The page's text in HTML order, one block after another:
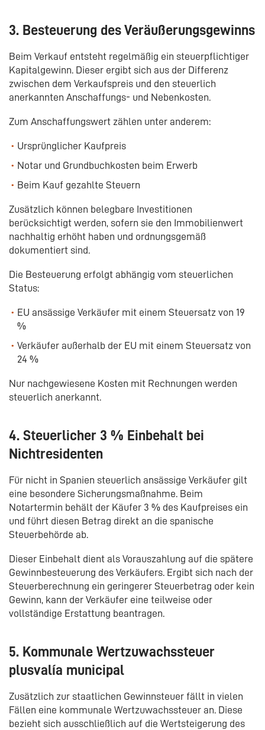
3. Besteuerung des Veräußerungsgewinns
Beim Verkauf entsteht regelmäßig ein steuerpflichtiger
Kapitalgewinn. Dieser ergibt sich aus der Differenz
zwischen dem Verkaufspreis und den steuerlich
anerkannten Anschaffungs- und Nebenkosten.
Zum Anschaffungswert zählen unter anderem:
Ursprünglicher Kaufpreis
Notar und Grundbuchkosten beim Erwerb
Beim Kauf gezahlte Steuern
Zusätzlich können belegbare Investitionen
berücksichtigt werden, sofern sie den Immobilienwert
nachhaltig erhöht haben und ordnungsgemäß
dokumentiert sind.
Die Besteuerung erfolgt abhängig vom steuerlichen
Status:
EU ansässige Verkäufer mit einem Steuersatz von 19
%
Verkäufer außerhalb der EU mit einem Steuersatz von
24 %
Nur nachgewiesene Kosten mit Rechnungen werden
steuerlich anerkannt.
4. Steuerlicher 3 % Einbehalt bei
Nichtresidenten
Für nicht in Spanien steuerlich ansässige Verkäufer gilt
eine besondere Sicherungsmaßnahme. Beim
Notartermin behält der Käufer 3 % des Kaufpreises ein
und führt diesen Betrag direkt an die spanische
Steuerbehörde ab.
Dieser Einbehalt dient als Vorauszahlung auf die spätere
Gewinnbesteuerung des Verkäufers. Ergibt sich nach der
Steuerberechnung ein geringerer Steuerbetrag oder kein
Gewinn, kann der Verkäufer eine teilweise oder
vollständige Erstattung beantragen.
5. Kommunale Wertzuwachssteuer
plusvalía municipal
Zusätzlich zur staatlichen Gewinnsteuer fällt in vielen
Fällen eine kommunale Wertzuwachssteuer an. Diese
bezieht sich ausschließlich auf die Wertsteigerung des